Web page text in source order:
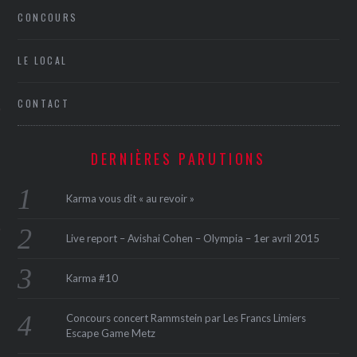
SOCIAUX
CONCOURS
LE LOCAL
CONTACT
DERNIÈRES PARUTIONS
Karma vous dit « au revoir »
Live report – Avishai Cohen – Olympia – 1er avril 2015
Karma #10
Concours concert Rammstein par Les Francs Limiers
Escape Game Metz